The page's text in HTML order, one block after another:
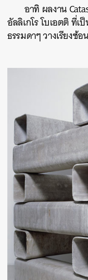
อาทิ ผลงาน
อัลลิเกโร โบเอตติ ที่
ธรรมดาๆ วางเรียงซ้